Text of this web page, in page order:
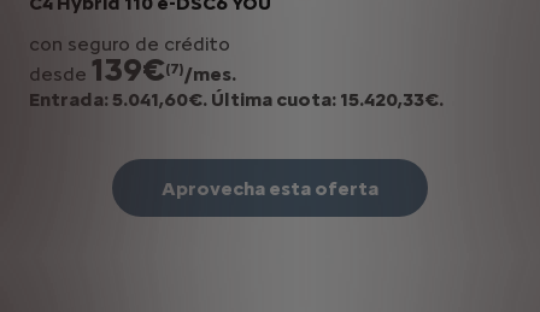
con seguro de crédito
desde 139€(7)/mes.
Entrada: 5.041,60€. Última cuota: 15.420,33€.
Aprovecha esta oferta